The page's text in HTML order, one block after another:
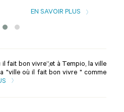
EN SAVOIR PLUS
fait bon vivre”,et à Tempio, la ville
"ville où il fait bon vivre " comme